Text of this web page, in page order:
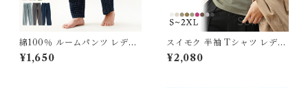
綿100％ ルームパンツ レディ
ース メンズ パジャマ チェック
柄 サラサラ 春 夏 綿 コットン
¥1,650
スイモク 半袖 Tシャツ レディ
ース トップス カットソー リブ
デイリー 肌触りの良い素材 大
¥2,080